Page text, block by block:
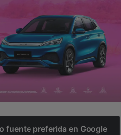
fuente preferida en Google